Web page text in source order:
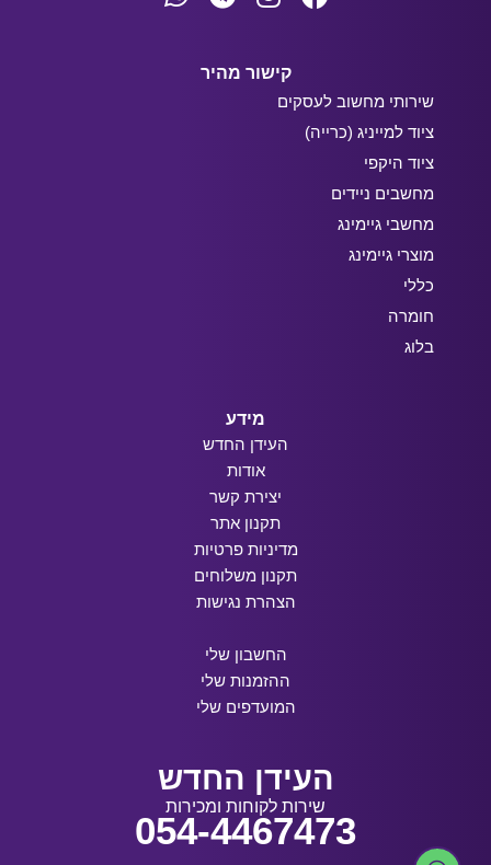
קישור מהיר
שירותי מחשוב לעסקים
ציוד למייניג (כרייה)
ציוד היקפי
מחשבים ניידים
מחשבי גיימינג
מוצרי גיימינג
כללי
חומרה
בלוג
מידע
העידן החדש
אודות
יצירת קשר
תקנון אתר
מדיניות פרטיות
תקנון משלוחים
הצהרת נגישות
החשבון שלי
ההזמנות שלי
המועדפים שלי
העידן החדש
שירות לקוחות ומכירות
054-4467473